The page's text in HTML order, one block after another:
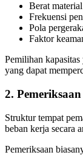
Berat
Frekuensi
Pola
Faktor
Pemilihan
yang dapat
2.
Struktur tempat
beban kerja secara
Pemeriksaan